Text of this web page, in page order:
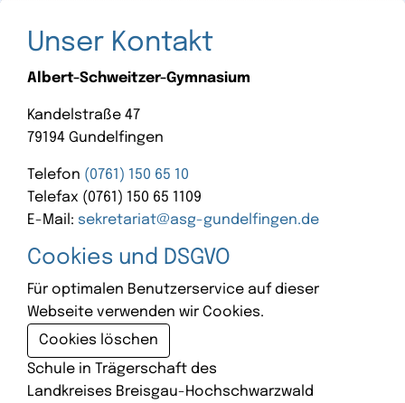
Unser Kontakt
Albert-Schweitzer-Gymnasium
Kandelstraße 47
79194 Gundelfingen
Telefon (0761) 150 65 10
Telefax (0761) 150 65 1109
E-Mail: sekretariat@asg-gundelfingen.de
Cookies und DSGVO
Für optimalen Benutzerservice auf dieser
Webseite verwenden wir Cookies.
Cookies löschen
Schule in Trägerschaft des
Landkreises Breisgau-Hochschwarzwald